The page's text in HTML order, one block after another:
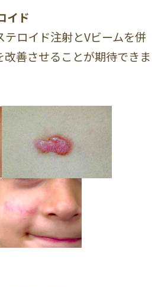
イド
テロイド注射とVビームを併
善させることが期待できま